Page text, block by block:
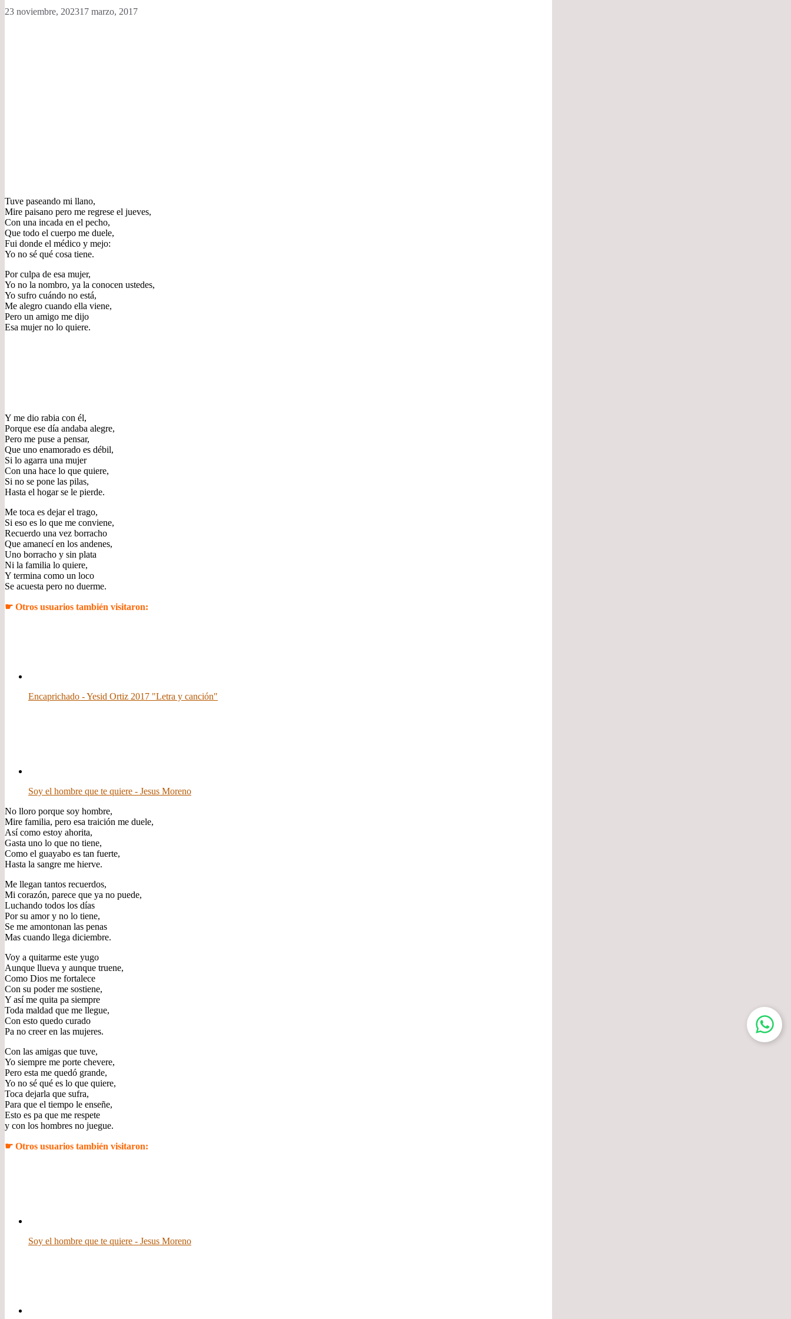
23 noviembre, 202317 marzo, 2017
Tuve paseando mi llano,
Mire paisano pero me regrese el jueves,
Con una incada en el pecho,
Que todo el cuerpo me duele,
Fui donde el médico y mejo:
Yo no sé qué cosa tiene.
Por culpa de esa mujer,
Yo no la nombro, ya la conocen ustedes,
Yo sufro cuándo no está,
Me alegro cuando ella viene,
Pero un amigo me dijo
Esa mujer no lo quiere.
Y me dio rabia con él,
Porque ese día andaba alegre,
Pero me puse a pensar,
Que uno enamorado es débil,
Si lo agarra una mujer
Con una hace lo que quiere,
Si no se pone las pilas,
Hasta el hogar se le pierde.
Me toca es dejar el trago,
Si eso es lo que me conviene,
Recuerdo una vez borracho
Que amanecí en los andenes,
Uno borracho y sin plata
Ni la familia lo quiere,
Y termina como un loco
Se acuesta pero no duerme.
☛ Otros usuarios también visitaron:
Encaprichado - Yesid Ortiz 2017 "Letra y canción"
Soy el hombre que te quiere - Jesus Moreno
No lloro porque soy hombre,
Mire familia, pero esa traición me duele,
Así como estoy ahorita,
Gasta uno lo que no tiene,
Como el guayabo es tan fuerte,
Hasta la sangre me hierve.
Me llegan tantos recuerdos,
Mi corazón, parece que ya no puede,
Luchando todos los días
Por su amor y no lo tiene,
Se me amontonan las penas
Mas cuando llega diciembre.
Voy a quitarme este yugo
Aunque llueva y aunque truene,
Como Dios me fortalece
Con su poder me sostiene,
Y así me quita pa siempre
Toda maldad que me llegue,
Con esto quedo curado
Pa no creer en las mujeres.
Con las amigas que tuve,
Yo siempre me porte chevere,
Pero esta me quedó grande,
Yo no sé qué es lo que quiere,
Toca dejarla que sufra,
Para que el tiempo le enseñe,
Esto es pa que me respete
y con los hombres no juegue.
☛ Otros usuarios también visitaron:
Soy el hombre que te quiere - Jesus Moreno